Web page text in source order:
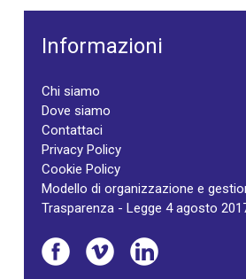
Informazioni
Chi siamo
Dove siamo
Contattaci
Privacy Policy
Cookie Policy
Modello di organizzazione e
Trasparenza - Legge 4 agosto